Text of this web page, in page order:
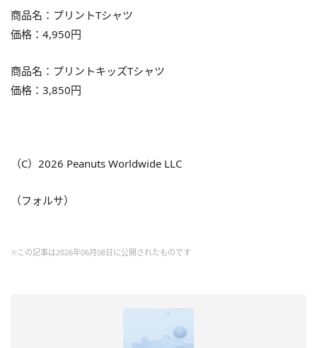
商品名：プリントTシャツ
価格：4,950円
商品名：プリントキッズTシャツ
価格：3,850円
（C）2026 Peanuts Worldwide LLC
（フォルサ）
※この記事は2026年06月08日に公開されたものです